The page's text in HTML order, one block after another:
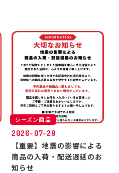
シーズン商品
2026-07-29
【重要】地震の影響による
商品の入荷・配送遅延のお
知らせ